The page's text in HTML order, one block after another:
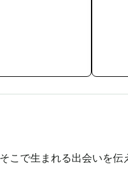
こで生まれる出会いを伝